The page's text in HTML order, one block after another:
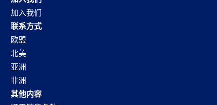
加入我们
联系方式
欧盟
北美
亚洲
非洲
其他内容